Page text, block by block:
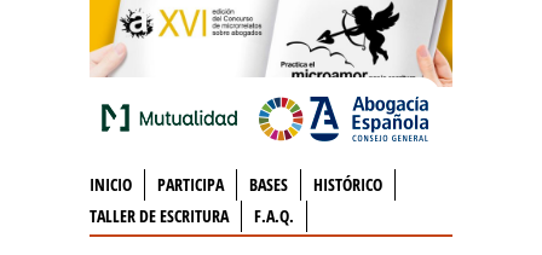
INICIO PARTICIPA BASES
HISTÓRICO
TALLER DE ESCRITURA
F.A.Q.